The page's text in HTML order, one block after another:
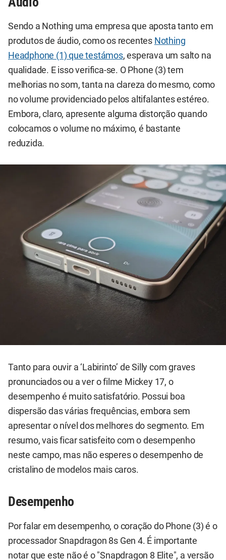
Sendo a Nothing uma empresa que aposta tanto em
produtos de áudio, como os recentes Nothing
Headphone (1) que testámos, esperava um salto na
qualidade. E isso verifica-se. O Phone (3) tem
melhorias no som, tanta na clareza do mesmo, como
no volume providenciado pelos altifalantes estéreo.
Embora, claro, apresente alguma distorção quando
colocamos o volume no máximo, é bastante
reduzida.
Tanto para ouvir a ‘Labirinto’ de Silly com graves
pronunciados ou a ver o filme Mickey 17, o
desempenho é muito satisfatório. Possui boa
dispersão das várias frequências, embora sem
apresentar o nível dos melhores do segmento. Em
resumo, vais ficar satisfeito com o desempenho
neste campo, mas não esperes o desempenho de
cristalino de modelos mais caros.
Desempenho
Por falar em desempenho, o coração do Phone (3) é o
processador Snapdragon 8s Gen 4. É importante
notar que este não é o "Snapdragon 8 Elite", a versão